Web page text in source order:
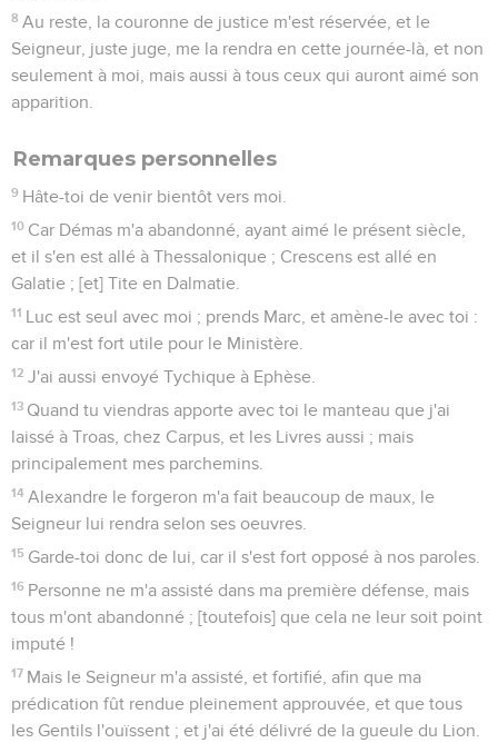
8 Au reste, la couronne de justice m'est réservée, et le
Seigneur, juste juge, me la rendra en cette journée-là, et non
seulement à moi, mais aussi à tous ceux qui auront aimé son
apparition.
Remarques personnelles
9 Hâte-toi de venir bientôt vers moi.
10 Car Démas m'a abandonné, ayant aimé le présent siècle,
et il s'en est allé à Thessalonique ; Crescens est allé en
Galatie ; [et] Tite en Dalmatie.
11 Luc est seul avec moi ; prends Marc, et amène-le avec toi :
car il m'est fort utile pour le Ministère.
12 J'ai aussi envoyé Tychique à Ephèse.
13 Quand tu viendras apporte avec toi le manteau que j'ai
laissé à Troas, chez Carpus, et les Livres aussi ; mais
principalement mes parchemins.
14 Alexandre le forgeron m'a fait beaucoup de maux, le
Seigneur lui rendra selon ses oeuvres.
15 Garde-toi donc de lui, car il s'est fort opposé à nos paroles.
16 Personne ne m'a assisté dans ma première défense, mais
tous m'ont abandonné ; [toutefois] que cela ne leur soit point
imputé !
17 Mais le Seigneur m'a assisté, et fortifié, afin que ma
prédication fût rendue pleinement approuvée, et que tous
les Gentils l'ouïssent ; et j'ai été délivré de la gueule du Lion.